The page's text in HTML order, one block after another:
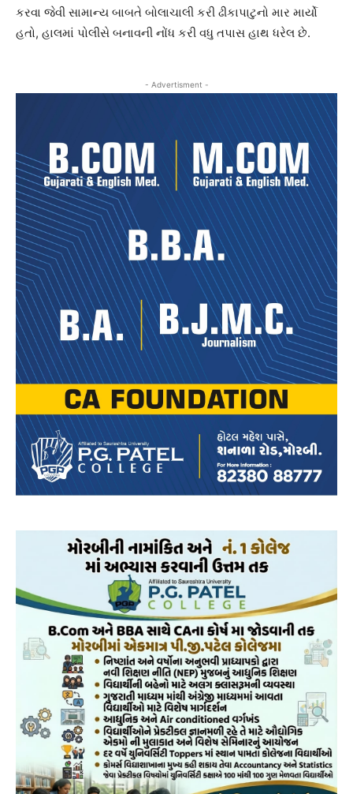
કરવા જેવી સામાન્ય બાબતે બોલાચાલી કરી ઢીકાપાટુનો માર માર્યો
હતો, હાલમાં પોલીસે બનાવની નોંધ કરી વધુ તપાસ હાથ ધરેલ છે.
- Advertisment -